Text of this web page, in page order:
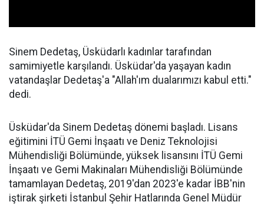
Sinem Dedetaş, Üsküdarlı kadınlar tarafından
samimiyetle karşılandı. Üsküdar'da yaşayan kadın
vatandaşlar Dedetaş'a "Allah'ım dualarımızı kabul etti."
dedi.
Üsküdar'da Sinem Dedetaş dönemi başladı. Lisans
eğitimini İTÜ Gemi İnşaatı ve Deniz Teknolojisi
Mühendisliği Bölümünde, yüksek lisansını İTÜ Gemi
İnşaatı ve Gemi Makinaları Mühendisliği Bölümünde
tamamlayan Dedetaş, 2019'dan 2023'e kadar İBB'nin
iştirak şirketi İstanbul Şehir Hatlarında Genel Müdür